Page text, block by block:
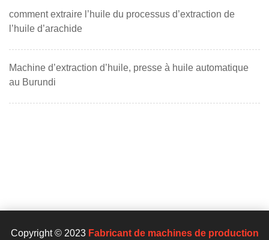
comment extraire l’huile du processus d’extraction de
l’huile d’arachide
Machine d’extraction d’huile, presse à huile automatique
au Burundi
Copyright © 2023 Fabricant de machines de production